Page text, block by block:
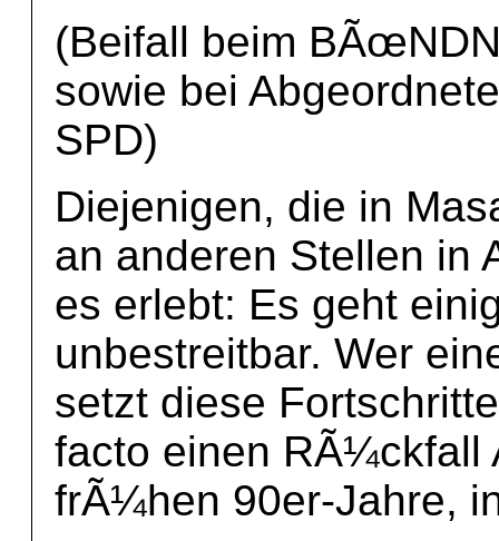
(Beifall beim
sowie bei
SPD)
Diejenigen, die in
an anderen Stellen in
es erlebt: Es geht
unbestreitbar. Wer
setzt diese
facto einen RÃ¼ckfall
frÃ¼hen 90er-Jahre,